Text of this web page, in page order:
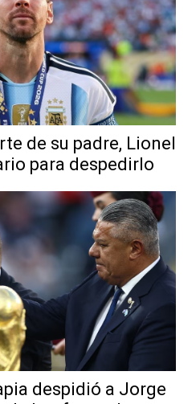
de su padre, Lionel
para despedirlo
despidió a Jorge